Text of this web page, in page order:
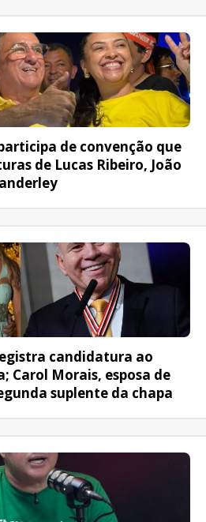
de convenção que
de Lucas Ribeiro, João
candidatura ao
Carol Morais, esposa de
suplente da chapa